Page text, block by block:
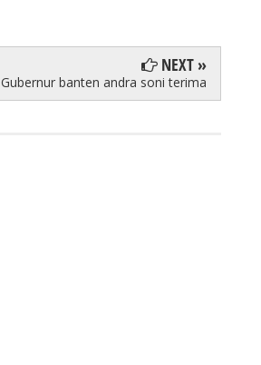
NEXT »
Gubernur banten andra soni terima